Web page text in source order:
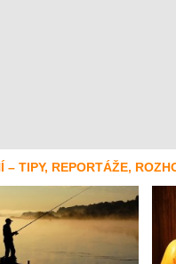
– TIPY, REPORTÁŽE,